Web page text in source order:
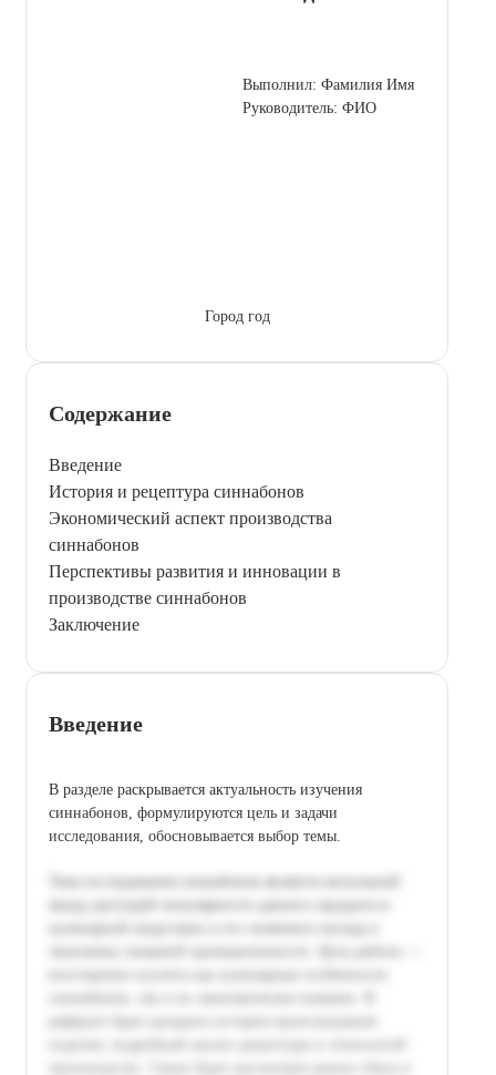
Выполнил: Фамилия Имя
Руководитель: ФИО
Город год
Содержание
Введение
История и рецептура синнабонов
Экономический аспект производства
синнабонов
Перспективы развития и инновации в
производстве синнабонов
Заключение
Введение
В разделе раскрывается актуальность изучения
синнабонов, формулируются цель и задачи
исследования, обосновывается выбор темы.